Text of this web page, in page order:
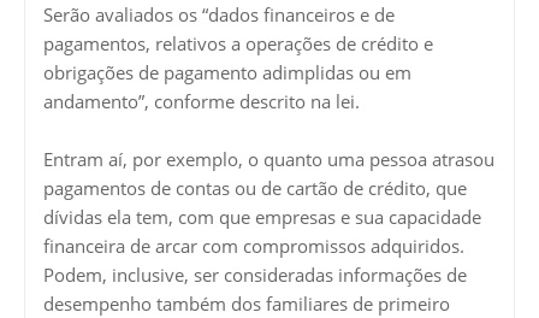
Serão avaliados os “dados financeiros e de
pagamentos, relativos a operações de crédito e
obrigações de pagamento adimplidas ou em
andamento”, conforme descrito na lei.
Entram aí, por exemplo, o quanto uma pessoa atrasou
pagamentos de contas ou de cartão de crédito, que
dívidas ela tem, com que empresas e sua capacidade
financeira de arcar com compromissos adquiridos.
Podem, inclusive, ser consideradas informações de
desempenho também dos familiares de primeiro